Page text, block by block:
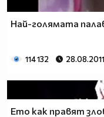
Най-голямата
114 132 28.08.2011
Ето как правят